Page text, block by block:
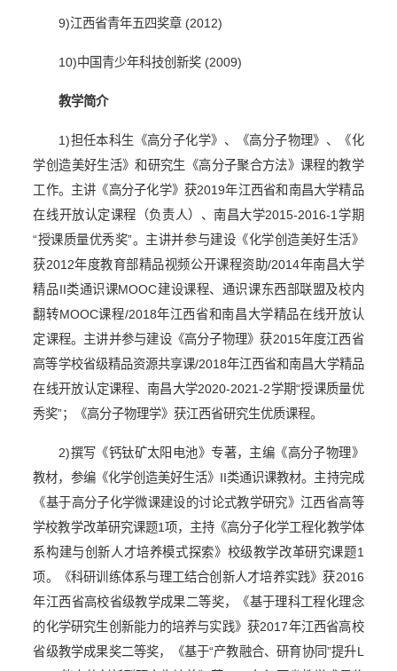
9)江西省青年五四奖章 (2012)
10)中国青少年科技创新奖 (2009)
教学简介
1)担任本科生《高分子化学》、《高分子物理》、《化
学创造美好生活》和研究生《高分子聚合方法》课程的教学
工作。主讲《高分子化学》获2019年江西省和南昌大学精品
在线开放认定课程（负责人）、南昌大学2015-2016-1 学期
“授课质量优秀奖”。主讲并参与建设《化学创造美好生活》
获2012年度教育部精品视频公开课程资助/2014年南昌大学
精品II类通识课MOOC建设课程、通识课东西部联盟及校内
翻转MOOC课程/2018年江西省和南昌大学精品在线开放认
定课程。主讲并参与建设《高分子物理》获2015年度江西省
高等学校省级精品资源共享课/2018年江西省和南昌大学精品
在线开放认定课程、南昌大学2020-2021-2学期“授课质量优
秀奖”；《高分子物理学》获江西省研究生优质课程。
2)撰写《钙钛矿太阳电池》专著，主编《高分子物理》
教材，参编《化学创造美好生活》 II类通识课教材。主持完成
《基于高分子化学微课建设的讨论式教学研究》江西省高等
学校教学改革研究课题1项，主持《高分子化学工程化教学体
系构建与创新人才培养模式探索》校级教学改革研究课题1
项。《科研训练体系与理工结合创新人才培养实践》获2016
年江西省高校省级教学成果二等奖，《基于理科工程化理念
的化学研究生创新能力的培养与实践》获2017年江西省高校
省级教学成果奖二等奖，《基于“产教融合、研育协同”提升L